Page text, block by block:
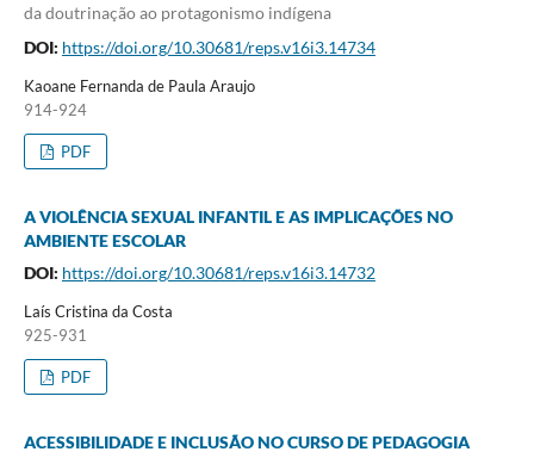
da doutrinação ao protagonismo indígena
DOI: https://doi.org/10.30681/reps.v16i3.14734
Kaoane Fernanda de Paula Araujo
914-924
PDF
A VIOLÊNCIA SEXUAL INFANTIL E AS IMPLICAÇÕES NO
AMBIENTE ESCOLAR
DOI: https://doi.org/10.30681/reps.v16i3.14732
Laís Cristina da Costa
925-931
PDF
ACESSIBILIDADE E INCLUSÃO NO CURSO DE PEDAGOGIA